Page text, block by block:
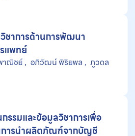
ชาการด้านการพัฒนา
แพทย์
าณิชย์ อภิวัฒน์ พิริยพล
รรมและข้อมูลวิชาการเพื่อ
ารนำผลิตภัณฑ์จากบัญชี